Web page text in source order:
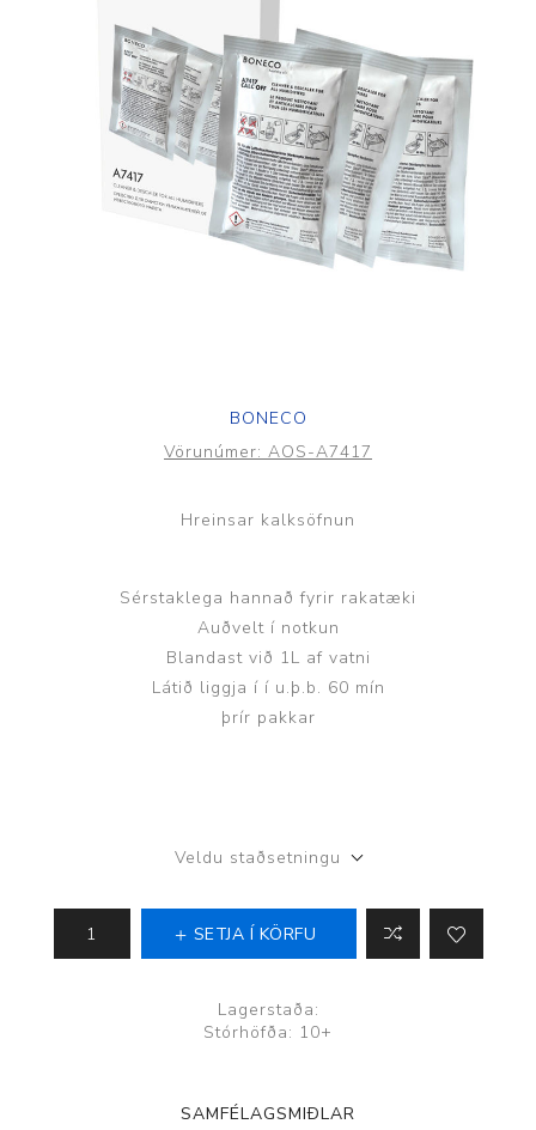
BONECO
Vörunúmer: AOS-A7417
Hreinsar kalksöfnun
Sérstaklega hannað fyrir rakatæki
Auðvelt í notkun
Blandast við 1L af vatni
Látið liggja í í u.þ.b. 60 mín
þrír pakkar
Veldu staðsetningu
SETJA Í KÖRFU
Lagerstaða:
Stórhöfða: 10+
SAMFÉLAGSMIÐLAR